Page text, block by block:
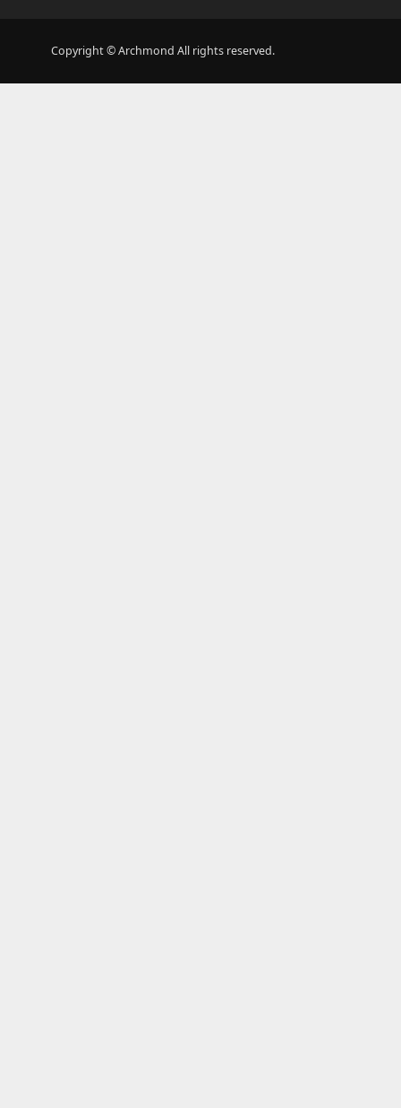
Copyright © Archmond All rights reserved.